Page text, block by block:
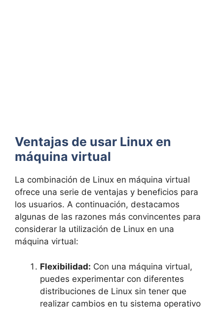
Ventajas de usar Linux en
máquina virtual
La combinación de Linux en máquina virtual
ofrece una serie de ventajas y beneficios para
los usuarios. A continuación, destacamos
algunas de las razones más convincentes para
considerar la utilización de Linux en una
máquina virtual:
Flexibilidad: Con una máquina virtual,
puedes experimentar con diferentes
distribuciones de Linux sin tener que
realizar cambios en tu sistema operativo